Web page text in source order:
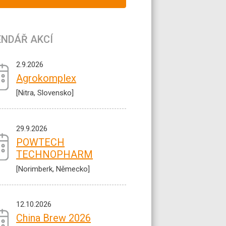
AKCÍ
2.9.2026
Agrokomplex
[Nitra, Slovensko]
29.9.2026
POWTECH
TECHNOPHARM
[Norimberk, Německo]
12.10.2026
China Brew 2026